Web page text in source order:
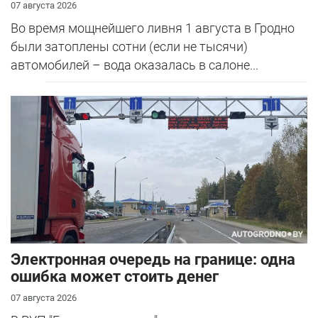
07 августа 2026
Во время мощнейшего ливня 1 августа в Гродно
были затоплены сотни (если не тысячи)
автомобилей – вода оказалась в салоне...
Электронная очередь на границе: одна
ошибка может стоить денег
07 августа 2026